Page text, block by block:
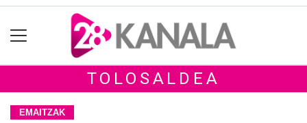
TOLOSALDEA
EMAITZAK